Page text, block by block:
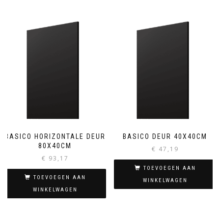
BASICO HORIZONTALE DEUR
80X40CM
€ 93,17
TOEVOEGEN AAN
WINKELWAGEN
BASICO DEUR 40X40CM
€ 47,19
TOEVOEGEN AAN
WINKELWAGEN